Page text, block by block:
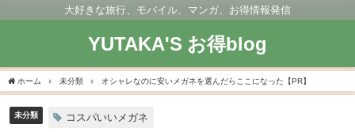
大好きな旅行、モバイル、マンガ、お得情報発信
YUTAKA'S お得blog
ホーム 未分類 オシャレなのに安いメガネを選んだらここになった【PR】
未分類 コスパいいメガネ